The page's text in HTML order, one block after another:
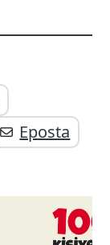
Eposta